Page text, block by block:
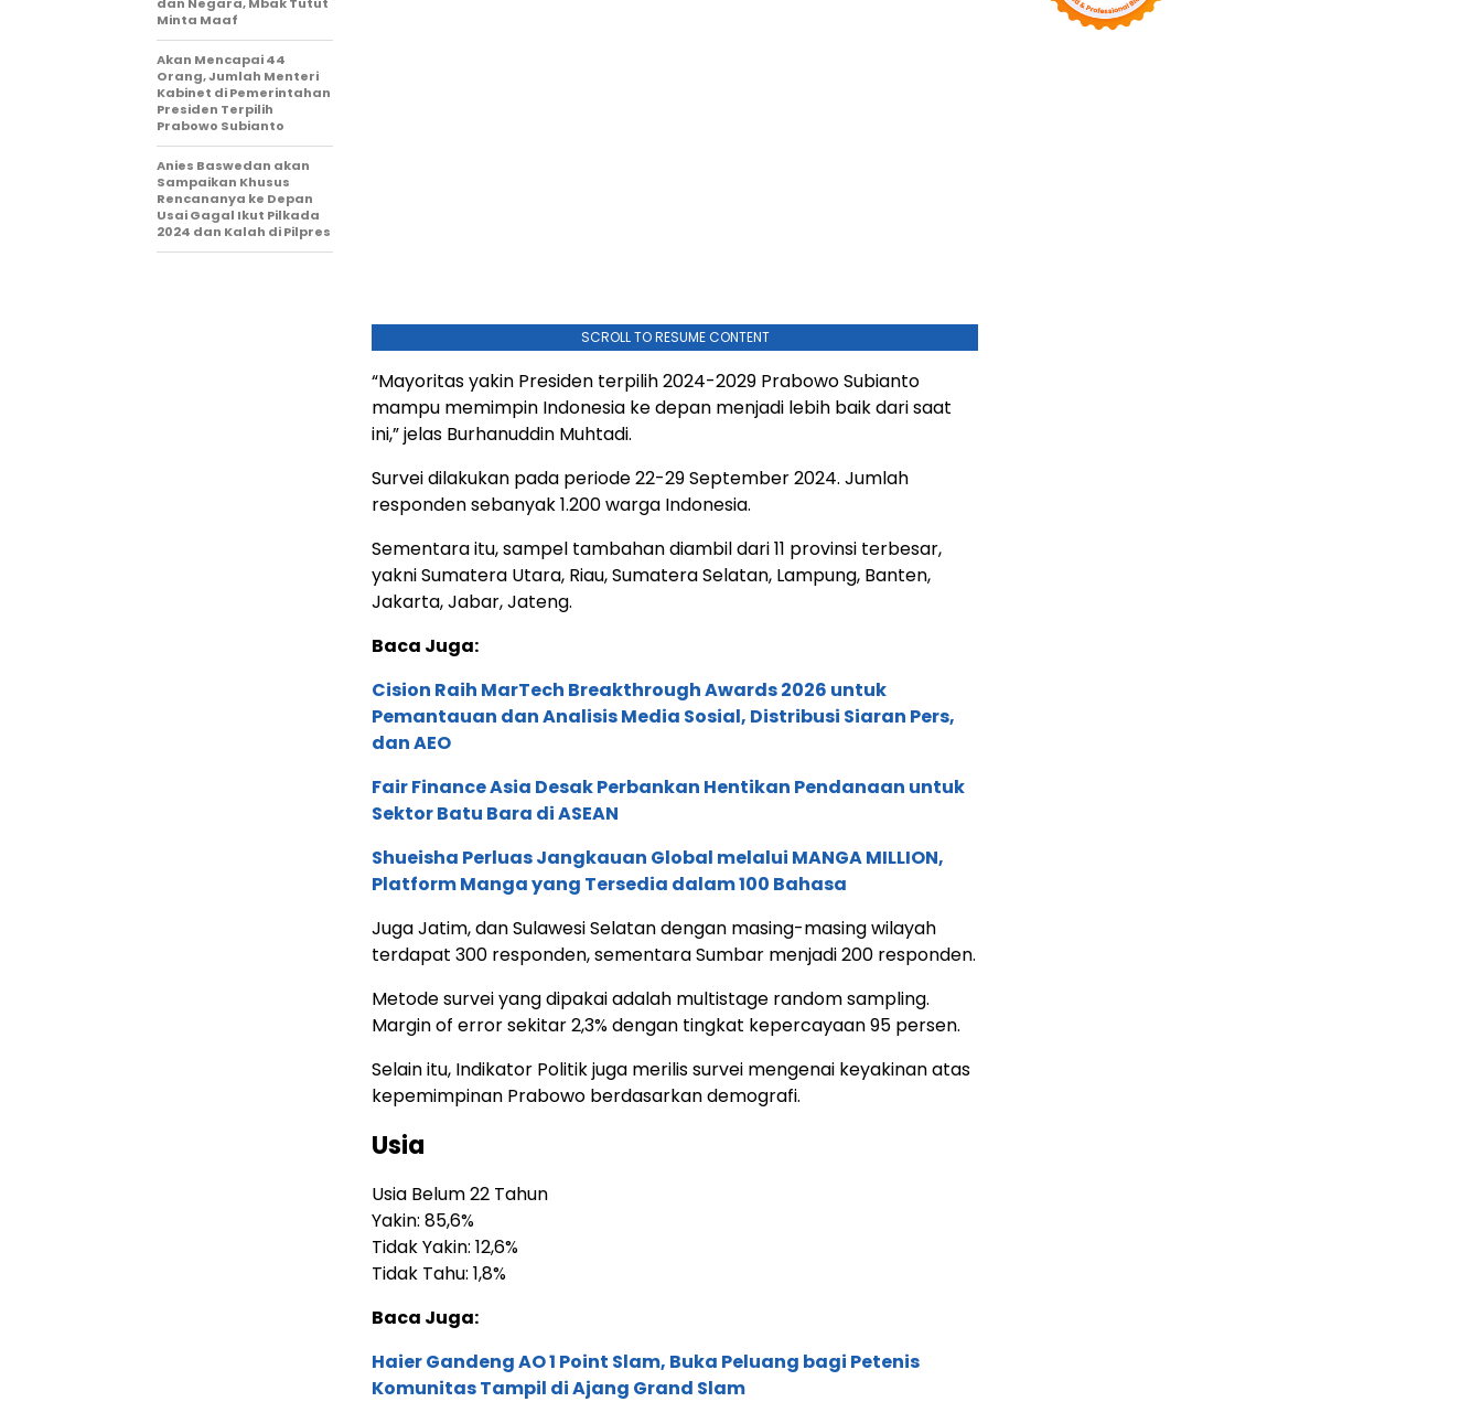
SCROLL TO RESUME CONTENT
“Mayoritas yakin Presiden terpilih 2024-2029 Prabowo Subianto
mampu memimpin Indonesia ke depan menjadi lebih baik dari saat
ini,” jelas Burhanuddin Muhtadi.
Survei dilakukan pada periode 22-29 September 2024. Jumlah
responden sebanyak 1.200 warga Indonesia.
Sementara itu, sampel tambahan diambil dari 11 provinsi terbesar,
yakni Sumatera Utara, Riau, Sumatera Selatan, Lampung, Banten,
Jakarta, Jabar, Jateng.
Baca Juga:
Cision Raih MarTech Breakthrough Awards 2026 untuk
Pemantauan dan Analisis Media Sosial, Distribusi Siaran Pers,
dan AEO
Fair Finance Asia Desak Perbankan Hentikan Pendanaan untuk
Sektor Batu Bara di ASEAN
Shueisha Perluas Jangkauan Global melalui MANGA MILLION,
Platform Manga yang Tersedia dalam 100 Bahasa
Juga Jatim, dan Sulawesi Selatan dengan masing-masing wilayah
terdapat 300 responden, sementara Sumbar menjadi 200 responden.
Metode survei yang dipakai adalah multistage random sampling.
Margin of error sekitar 2,3% dengan tingkat kepercayaan 95 persen.
Selain itu, Indikator Politik juga merilis survei mengenai keyakinan atas
kepemimpinan Prabowo berdasarkan demografi.
Usia
Usia Belum 22 Tahun
Yakin: 85,6%
Tidak Yakin: 12,6%
Tidak Tahu: 1,8%
Baca Juga:
Haier Gandeng AO 1 Point Slam, Buka Peluang bagi Petenis
Komunitas Tampil di Ajang Grand Slam
Minta Maaf
Akan Mencapai 44
Orang, Jumlah Menteri
Kabinet di Pemerintahan
Presiden Terpilih
Prabowo Subianto ​​
Anies Baswedan akan
Sampaikan Khusus
Rencananya ke Depan
Usai Gagal Ikut Pilkada
2024 dan Kalah di Pilpres